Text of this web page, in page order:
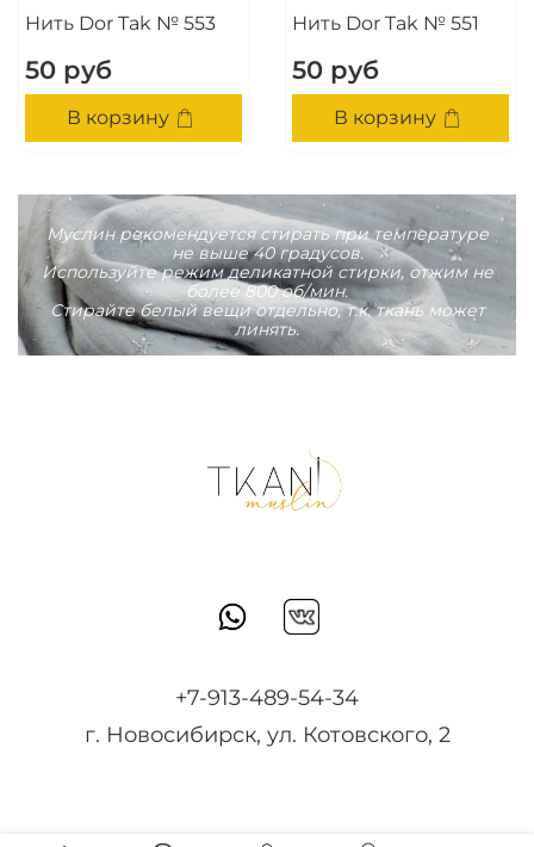
Нить Dor Tak № 553
50 руб
В корзину
Нить Dor Tak № 551
50 руб
В корзину
Муслин рекомендуется стирать при температуре
не выше 40 градусов.
Используйте режим деликатной стирки, отжим не
более 800 об/мин.
Стирайте белый вещи отдельно, т.к. ткань может
линять.
+7-913-489-54-34
г. Новосибирск, ул. Котовского, 2